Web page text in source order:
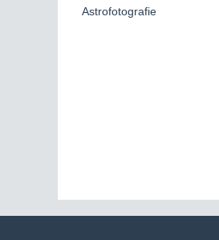
Astrofotografie